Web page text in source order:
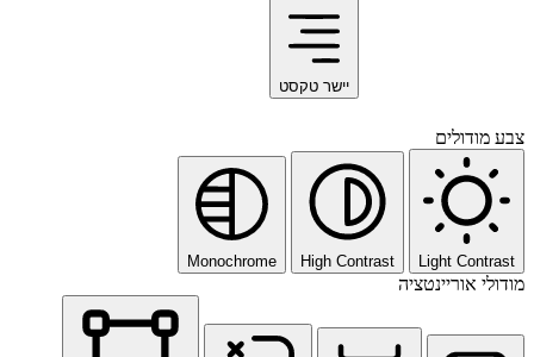
יישר טקסט
צבע מודולים
Light Contrast
High Contrast
Monochrome
מודולי אוריינטציה